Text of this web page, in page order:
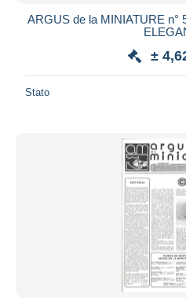
ARGUS de la MINIATURE n°
±
Stato